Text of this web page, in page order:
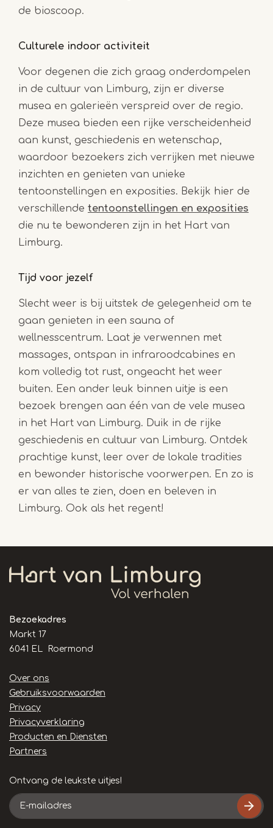
de bioscoop.
Culturele indoor activiteit
Voor degenen die zich graag onderdompelen
in de cultuur van Limburg, zijn er diverse
musea en galerieën verspreid over de regio.
Deze musea bieden een rijke verscheidenheid
aan kunst, geschiedenis en wetenschap,
waardoor bezoekers zich verrijken met nieuwe
inzichten en genieten van unieke
tentoonstellingen en exposities. Bekijk hier de
verschillende tentoonstellingen en exposities
die nu te bewonderen zijn in het Hart van
Limburg.
Tijd voor jezelf
Slecht weer is bij uitstek de gelegenheid om te
gaan genieten in een sauna of
wellnesscentrum. Laat je verwennen met
massages, ontspan in infraroodcabines en
kom volledig tot rust, ongeacht het weer
buiten. Een ander leuk binnen uitje is een
bezoek brengen aan één van de vele musea
in het Hart van Limburg. Duik in de rijke
geschiedenis en cultuur van Limburg. Ontdek
prachtige kunst, leer over de lokale tradities
en bewonder historische voorwerpen. En zo is
er van alles te zien, doen en beleven in
Limburg. Ook als het regent!
Bezoekadres
Markt 17
6041 EL Roermond
Handige
links
Over ons
Gebruiksvoorwaarden
Privacy
Privacyverklaring
Producten en Diensten
Partners
Ontvang de leukste uitjes!
E-
mailadres